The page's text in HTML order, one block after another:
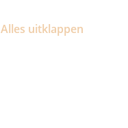
Alles uitklappen